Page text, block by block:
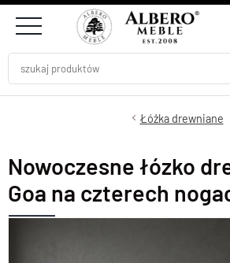
Łóżka drewniane
Nowoczesne łózko
Goa na czterech